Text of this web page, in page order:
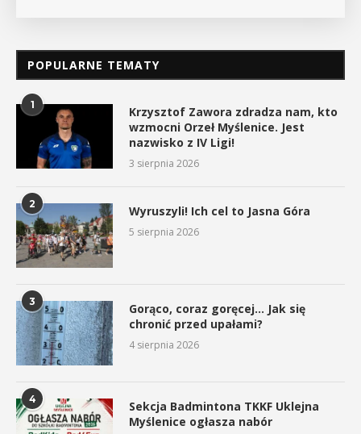
POPULARNE TEMATY
1
Krzysztof Zawora zdradza nam, kto
wzmocni Orzeł Myślenice. Jest
nazwisko z IV Ligi!
3 sierpnia 2026
2 Wyruszyli! Ich cel to Jasna Góra
5 sierpnia 2026
3
Gorąco, coraz goręcej… Jak się
chronić przed upałami?
4 sierpnia 2026
4
Sekcja Badmintona TKKF Uklejna
Myślenice ogłasza nabór